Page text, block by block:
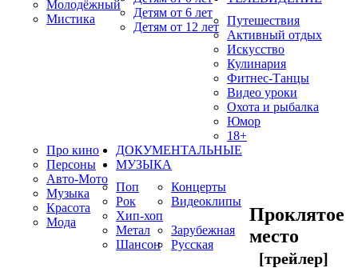
Молодёжный
Мистика
Детям от 6 лет
Детям от 12 лет Путешествия
Активный отдых
Искусство
Кулинария
Фитнес-Танцы
Видео уроки
Охота и рыбалка
Юмор
18+
Про кино
Персоны
Авто-Мото
Музыка
Красота
Мода
ДОКУМЕНТАЛЬНЫЕ
МУЗЫКА
Поп
Рок
Хип-хоп
Метал
Шансон
Концерты
Видеоклипы
Зарубежная
Русская
Проклятое
место
[трейлер]